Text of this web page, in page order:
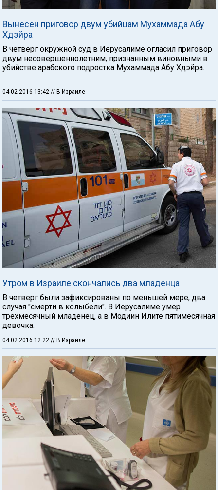
Вынесен приговор двум убийцам Мухаммада Абу
Хдэйра
В четверг окружной суд в Иерусалиме огласил приговор
двум несовершеннолетним, признанным виновными в
убийстве арабского подростка Мухаммада Абу Хдэйра.
04.02.2016 13:42 // В Израиле
Утром в Израиле скончались два младенца
В четверг были зафиксированы по меньшей мере, два
случая "смерти в колыбели". В Иерусалиме умер
трехмесячный младенец, а в Модиин Илите пятимесячная
девочка.
04.02.2016 12:22 // В Израиле